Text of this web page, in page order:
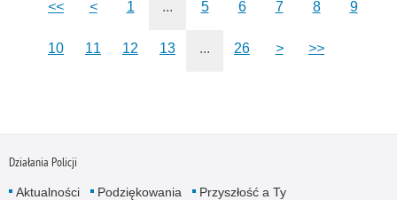
<< < 1 ... 5 6 7 8 9
10 11 12 13 ... 26 > >>
Działania Policji
Aktualności Podziękowania
Przyszłość a Ty